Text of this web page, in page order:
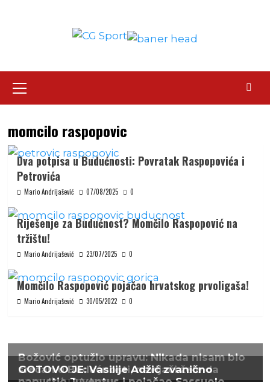
Menu
momcilo raspopovic
Dva potpisa u Budućnosti: Povratak Raspopovića i
Petrovića
Mario Andrijašević 07/08/2025 0
Riješenje za Budućnost? Momčilo Raspopović na
tržištu!
Mario Andrijašević 23/07/2025 0
Momčilo Raspopović pojačao hrvatskog prvoligaša!
Mario Andrijašević 30/05/2022 0